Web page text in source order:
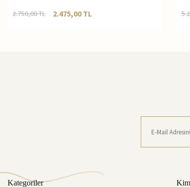
2.750,00TL 2.475,00TL
Kategoriler